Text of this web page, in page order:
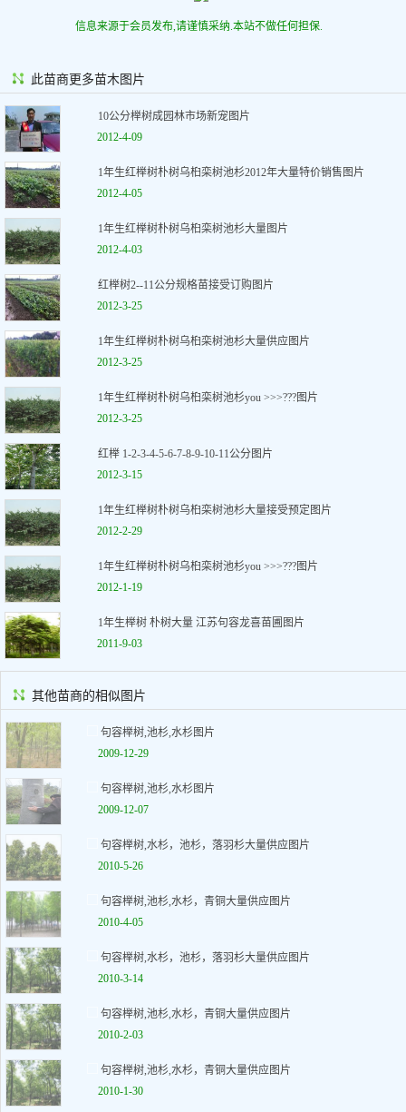
信息来源于会员发布,请谨慎采纳.本站不做任何担保.
此苗商更多苗木图片
10公分榉树成园林市场新宠图片
2012-4-09
1年生红榉树朴树乌桕栾树池杉2012年大量特价销售图片
2012-4-05
1年生红榉树朴树乌桕栾树池杉大量图片
2012-4-03
红榉树2--11公分规格苗接受订购图片
2012-3-25
1年生红榉树朴树乌桕栾树池杉大量供应图片
2012-3-25
1年生红榉树朴树乌桕栾树池杉you >>>???图片
2012-3-25
红榉 1-2-3-4-5-6-7-8-9-10-11公分图片
2012-3-15
1年生红榉树朴树乌桕栾树池杉大量接受预定图片
2012-2-29
1年生红榉树朴树乌桕栾树池杉you >>>???图片
2012-1-19
1年生榉树 朴树大量 江苏句容龙喜苗圃图片
2011-9-03
其他苗商的相似图片
句容榉树,池杉,水杉图片
2009-12-29
句容榉树,池杉,水杉图片
2009-12-07
句容榉树,水杉，池杉，落羽杉大量供应图片
2010-5-26
句容榉树,池杉,水杉，青铜大量供应图片
2010-4-05
句容榉树,水杉，池杉，落羽杉大量供应图片
2010-3-14
句容榉树,池杉,水杉，青铜大量供应图片
2010-2-03
句容榉树,池杉,水杉，青铜大量供应图片
2010-1-30